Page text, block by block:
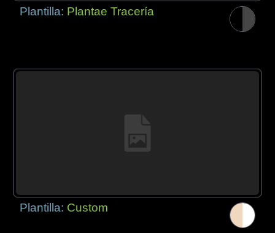
Plantilla: Plantae Tracería
Plantilla: Custom